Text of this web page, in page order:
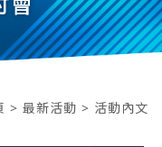
> 最新活動 > 活動內文